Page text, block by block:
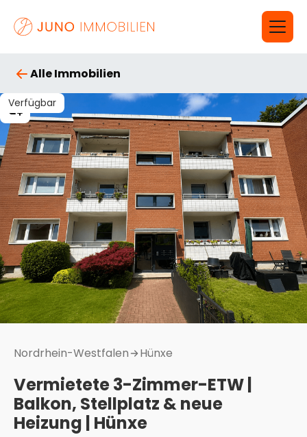
Alle Immobilien
Verfügbar
Nordrhein-Westfalen Hünxe
Vermietete 3-Zimmer-ETW |
Balkon, Stellplatz & neue
Heizung | Hünxe